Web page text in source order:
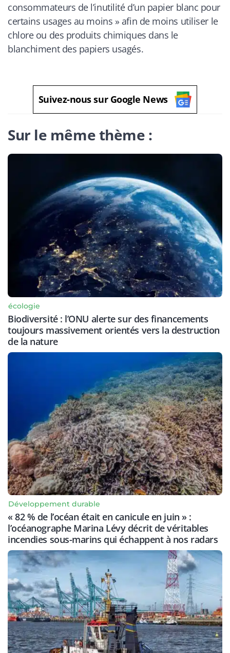
consommateurs de l’inutilité d’un papier blanc pour
certains usages au moins » afin de moins utiliser le
chlore ou des produits chimiques dans le
blanchiment des papiers usagés.
Suivez-nous sur Google News
Sur le même thème :
écologie
Biodiversité : l’ONU alerte sur des financements
toujours massivement orientés vers la destruction
de la nature
Développement durable
« 82 % de l’océan était en canicule en juin » :
l’océanographe Marina Lévy décrit de véritables
incendies sous-marins qui échappent à nos radars